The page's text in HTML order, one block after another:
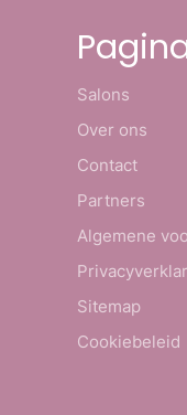
Salons
Over ons
Contact
Partners
Algemene
Sitemap
Cookiebeleid